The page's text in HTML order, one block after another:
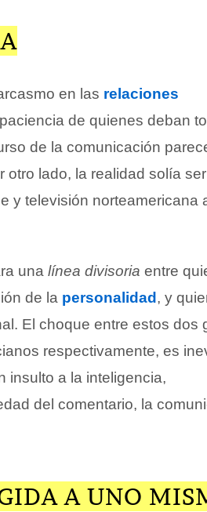
en las relaciones
de quienes deban
de la comunicación
otro lado, la realidad solía
y televisión norteamericana
una línea divisoria entre
de la personalidad , y
El choque entre estos dos
respectivamente, es
insulto a la inteligencia,
del comentario, la
A UNO